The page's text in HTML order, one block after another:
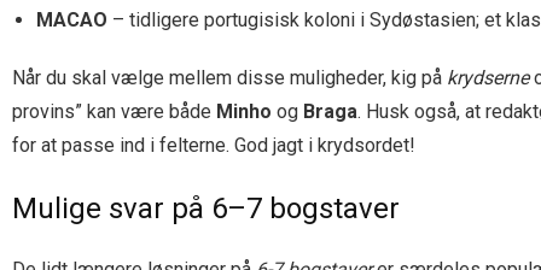
MACAO – tidligere portugisisk koloni i Sydøstasien; et
Når du skal vælge mellem disse muligheder, kig på krydserne
provins” kan være både Minho og Braga. Husk også, at
for at passe ind i felterne. God jagt i krydsordet!
Mulige svar på 6–7 bogstaver